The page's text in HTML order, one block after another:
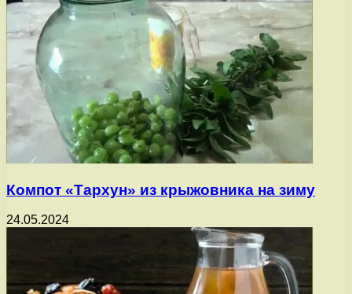
Компот «Тархун» из крыжовника на зиму
24.05.2024